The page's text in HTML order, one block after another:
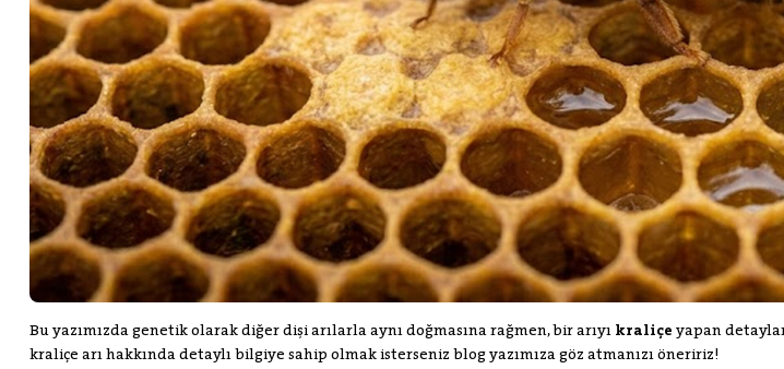
Bu yazımızda genetik olarak diğer dişi arılarla aynı doğmasına rağmen, bir arıyı kraliçe yapan
kraliçe arı hakkında detaylı bilgiye sahip olmak isterseniz blog yazımıza göz atmanızı öneririz!